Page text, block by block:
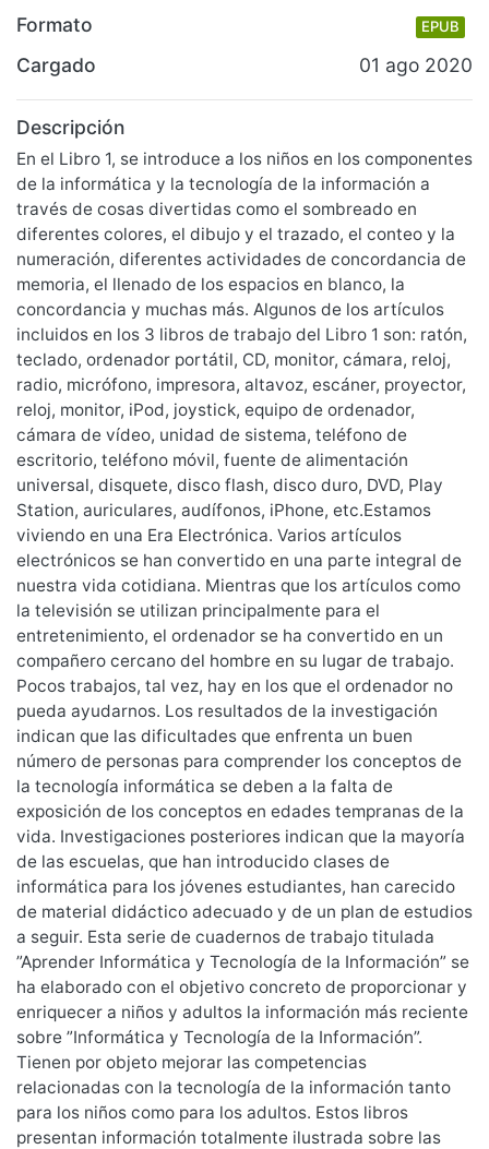
Formato
EPUB
Cargado 01 ago 2020
Descripción
En el Libro 1, se introduce a los niños en los componentes
de la informática y la tecnología de la información a
través de cosas divertidas como el sombreado en
diferentes colores, el dibujo y el trazado, el conteo y la
numeración, diferentes actividades de concordancia de
memoria, el llenado de los espacios en blanco, la
concordancia y muchas más. Algunos de los artículos
incluidos en los 3 libros de trabajo del Libro 1 son: ratón,
teclado, ordenador portátil, CD, monitor, cámara, reloj,
radio, micrófono, impresora, altavoz, escáner, proyector,
reloj, monitor, iPod, joystick, equipo de ordenador,
cámara de vídeo, unidad de sistema, teléfono de
escritorio, teléfono móvil, fuente de alimentación
universal, disquete, disco flash, disco duro, DVD, Play
Station, auriculares, audífonos, iPhone, etc.Estamos
viviendo en una Era Electrónica. Varios artículos
electrónicos se han convertido en una parte integral de
nuestra vida cotidiana. Mientras que los artículos como
la televisión se utilizan principalmente para el
entretenimiento, el ordenador se ha convertido en un
compañero cercano del hombre en su lugar de trabajo.
Pocos trabajos, tal vez, hay en los que el ordenador no
pueda ayudarnos. Los resultados de la investigación
indican que las dificultades que enfrenta un buen
número de personas para comprender los conceptos de
la tecnología informática se deben a la falta de
exposición de los conceptos en edades tempranas de la
vida. Investigaciones posteriores indican que la mayoría
de las escuelas, que han introducido clases de
informática para los jóvenes estudiantes, han carecido
de material didáctico adecuado y de un plan de estudios
a seguir. Esta serie de cuadernos de trabajo titulada
”Aprender Informática y Tecnología de la Información” se
ha elaborado con el objetivo concreto de proporcionar y
enriquecer a niños y adultos la información más reciente
sobre ”Informática y Tecnología de la Información”.
Tienen por objeto mejorar las competencias
relacionadas con la tecnología de la información tanto
para los niños como para los adultos. Estos libros
presentan información totalmente ilustrada sobre las